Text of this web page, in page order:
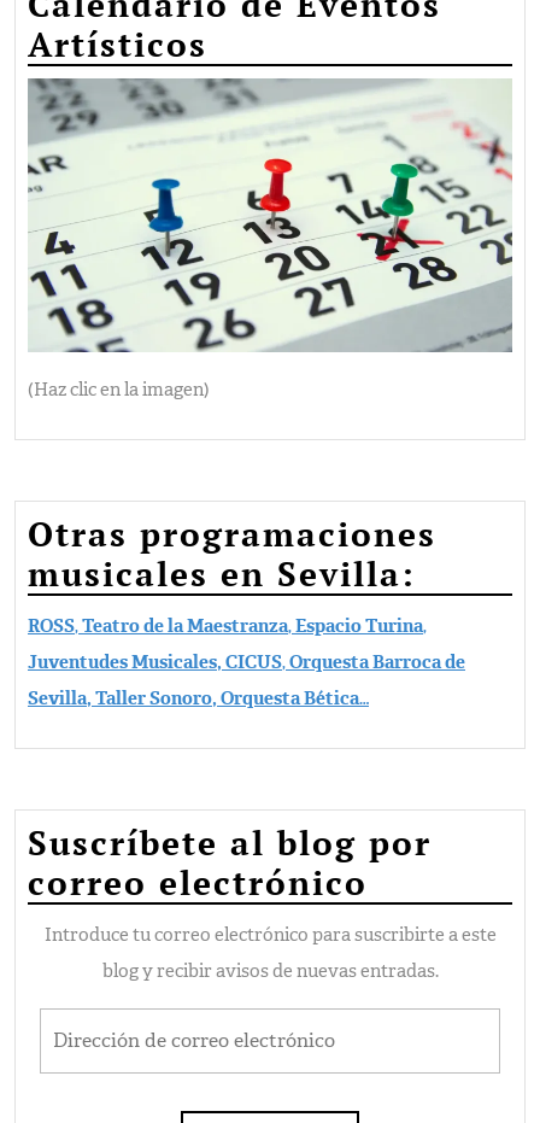
Artísticos
(Haz clic en la imagen)
Otras programaciones
musicales en Sevilla:
ROSS,Teatro de la Maestranza,Espacio Turina,
Juventudes Musicales, CICUS,Orquesta Barroca de
Sevilla, Taller Sonoro, Orquesta Bética…
Suscríbete al blog por
correo electrónico
Introduce tu correo electrónico para suscribirte a este
blog y recibir avisos de nuevas entradas.